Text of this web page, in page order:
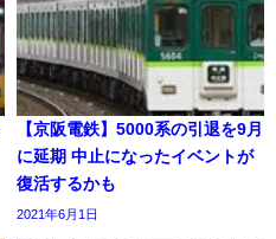
【京阪電鉄】5000系の引退を9月
に延期 中止になったイベントが
復活するかも
2021年6月1日